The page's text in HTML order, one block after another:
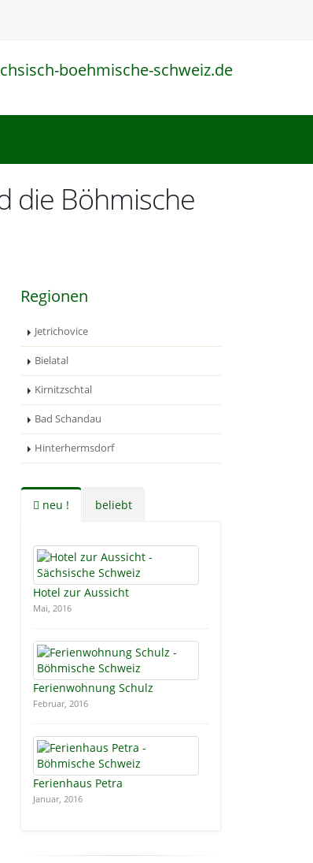
boehmische-schweiz.de
die Böhmische
Regionen
Jetrichovice
Bielatal
Kirnitzschtal
Bad Schandau
Hinterhermsdorf
neu ! beliebt
Hotel zur Aussicht
Mai, 2016
Ferienwohnung Schulz
Februar, 2016
Ferienhaus Petra
Januar, 2016